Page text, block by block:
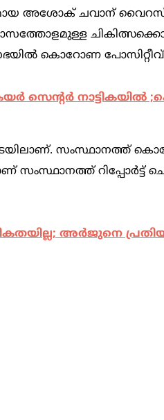
അശോക് ചവാന് വൈറസ്
മാസത്തോളമുള്ള
കൊറോണ പോസിറ്റീവ്
നാട്ടികയിൽ
സംസ്ഥാനത്ത്
സംസ്ഥാനത്ത്
അര്‍ജുനെ